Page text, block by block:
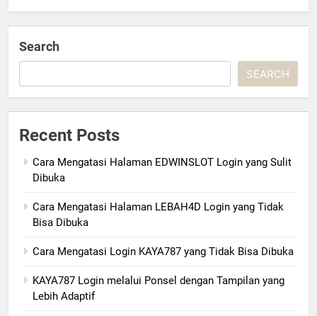
Search
SEARCH
Recent Posts
Cara Mengatasi Halaman EDWINSLOT Login yang Sulit
Dibuka
Cara Mengatasi Halaman LEBAH4D Login yang Tidak
Bisa Dibuka
Cara Mengatasi Login KAYA787 yang Tidak Bisa Dibuka
KAYA787 Login melalui Ponsel dengan Tampilan yang
Lebih Adaptif